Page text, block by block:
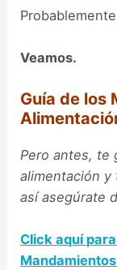
Veamos.
Guía de los
Pero antes, te
alimentación y
así asegúrate
Click aquí para